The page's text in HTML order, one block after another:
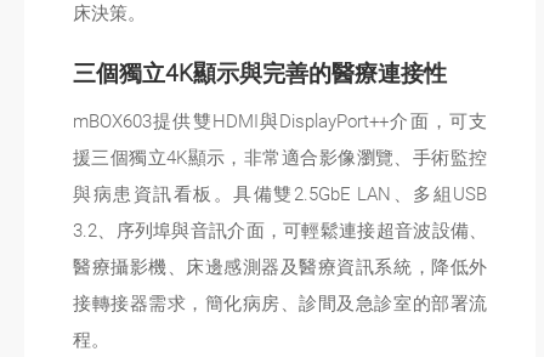
床決策。
三個獨立4K顯示與完善的醫療連接性
mBOX603提供雙HDMI與DisplayPort++介面，可支
援三個獨立4K顯示，非常適合影像瀏覽、手術監控
與病患資訊看板。具備雙2.5GbE LAN、多組USB
3.2、序列埠與音訊介面，可輕鬆連接超音波設備、
醫療攝影機、床邊感測器及醫療資訊系統，降低外
接轉接器需求，簡化病房、診間及急診室的部署流
程。